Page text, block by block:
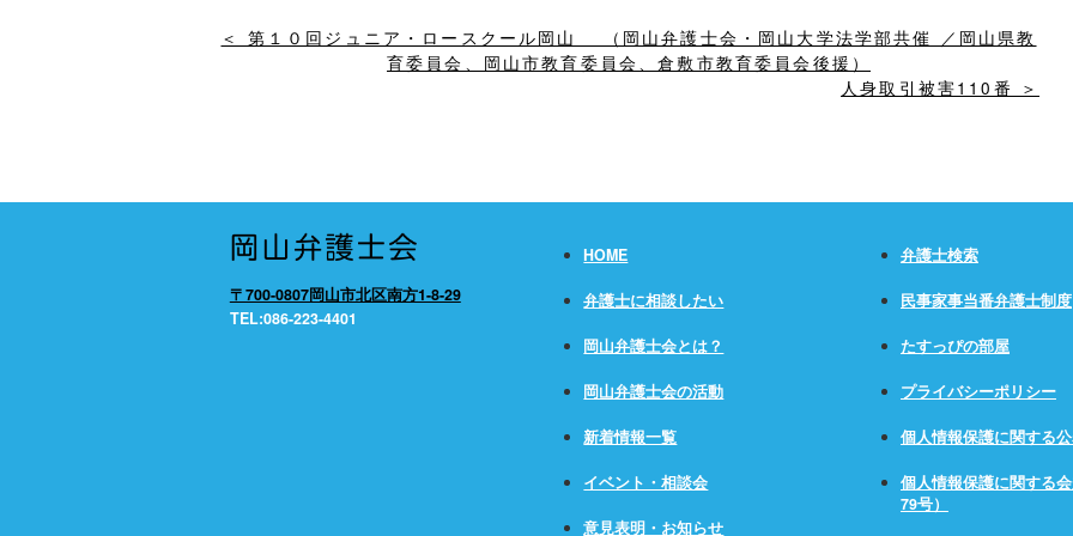
＜ 第１０回ジュニア・ロースクール岡山 （岡山弁護士会・岡山大学法学部共催 ／岡山県教
育委員会、岡山市教育委員会、倉敷市教育委員会後援）
人身取引被害110番 ＞
〒700-0807岡山市北区南方1-8-29
TEL:086-223-4401
HOME
弁護士に相談したい
岡山弁護士会とは？
岡山弁護士会の活動
新着情報一覧
イベント・相談会
意見表明・お知らせ
弁護士検索
民事家事当番弁護士制度
たすっぴの部屋
プライバシーポリシー
個人情報保護に関する
個人情報保護に関する
79号）